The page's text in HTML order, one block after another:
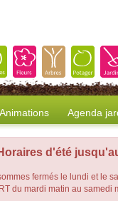
Animations Agenda
d'été
fermés le lundi et le
du mardi matin au samedi